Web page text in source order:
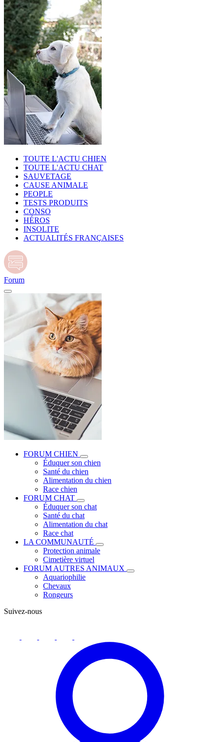
TOUTE L'ACTU CHIEN
TOUTE L'ACTU CHAT
SAUVETAGE
CAUSE ANIMALE
PEOPLE
TESTS PRODUITS
CONSO
HÉROS
INSOLITE
ACTUALITÉS FRANÇAISES
Forum
FORUM CHIEN
Éduquer son chien
Santé du chien
Alimentation du chien
Race chien
FORUM CHAT
Éduquer son chat
Santé du chat
Alimentation du chat
Race chat
LA COMMUNAUTÉ
Protection animale
Cimetière virtuel
FORUM AUTRES ANIMAUX
Aquariophilie
Chevaux
Rongeurs
Suivez-nous